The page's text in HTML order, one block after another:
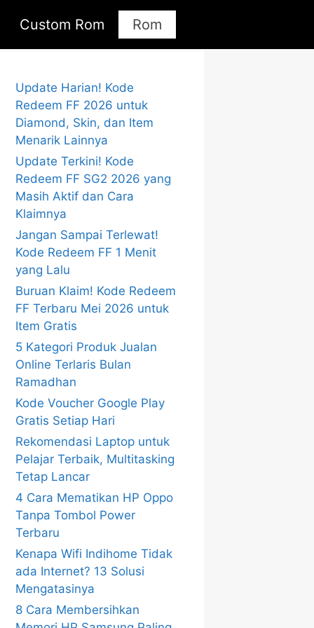
Custom Rom Rom
Update Harian! Kode
Redeem FF 2026 untuk
Diamond, Skin, dan Item
Menarik Lainnya
Update Terkini! Kode
Redeem FF SG2 2026 yang
Masih Aktif dan Cara
Klaimnya
Jangan Sampai Terlewat!
Kode Redeem FF 1 Menit
yang Lalu
Buruan Klaim! Kode Redeem
FF Terbaru Mei 2026 untuk
Item Gratis
5 Kategori Produk Jualan
Online Terlaris Bulan
Ramadhan
Kode Voucher Google Play
Gratis Setiap Hari
Rekomendasi Laptop untuk
Pelajar Terbaik, Multitasking
Tetap Lancar
4 Cara Mematikan HP Oppo
Tanpa Tombol Power
Terbaru
Kenapa Wifi Indihome Tidak
ada Internet? 13 Solusi
Mengatasinya
8 Cara Membersihkan